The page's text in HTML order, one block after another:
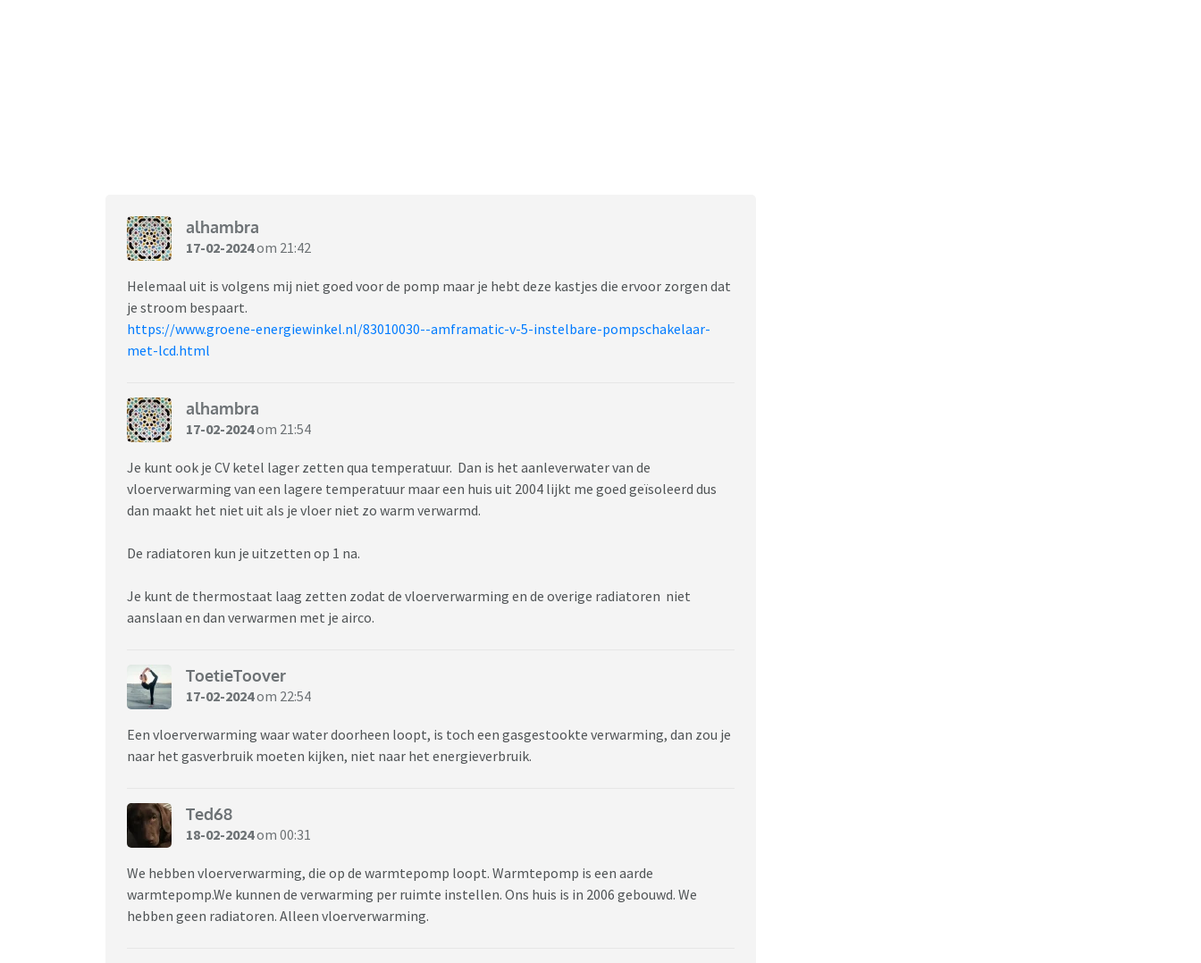
alhambra
17-02-2024om 21:42
Helemaal uit is volgens mij niet goed voor de pomp maar je hebt deze kastjes die ervoor zorgen dat
je stroom bespaart.
https://www.groene-energiewinkel.nl/83010030--amframatic-v-5-instelbare-pompschakelaar-
met-lcd.html
alhambra
17-02-2024om 21:54
Je kunt ook je CV ketel lager zetten qua temperatuur. Dan is het aanleverwater van de
vloerverwarming van een lagere temperatuur maar een huis uit 2004 lijkt me goed geïsoleerd dus
dan maakt het niet uit als je vloer niet zo warm verwarmd.
De radiatoren kun je uitzetten op 1 na.
Je kunt de thermostaat laag zetten zodat de vloerverwarming en de overige radiatoren niet
aanslaan en dan verwarmen met je airco.
ToetieToover
17-02-2024om 22:54
Een vloerverwarming waar water doorheen loopt, is toch een gasgestookte verwarming, dan zou je
naar het gasverbruik moeten kijken, niet naar het energieverbruik.
Ted68
18-02-2024om 00:31
We hebben vloerverwarming, die op de warmtepomp loopt. Warmtepomp is een aarde
warmtepomp.We kunnen de verwarming per ruimte instellen. Ons huis is in 2006 gebouwd. We
hebben geen radiatoren. Alleen vloerverwarming.